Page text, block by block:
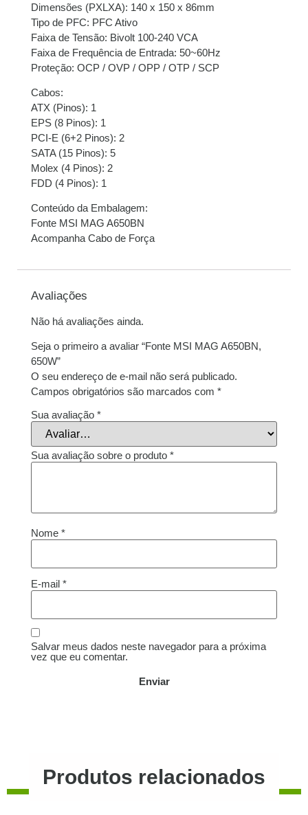
Dimensões (PXLXA): 140 x 150 x 86mm
Tipo de PFC: PFC Ativo
Faixa de Tensão: Bivolt 100-240 VCA
Faixa de Frequência de Entrada: 50~60Hz
Proteção: OCP / OVP / OPP / OTP / SCP
Cabos:
ATX (Pinos): 1
EPS (8 Pinos): 1
PCI-E (6+2 Pinos): 2
SATA (15 Pinos): 5
Molex (4 Pinos): 2
FDD (4 Pinos): 1
Conteúdo da Embalagem:
Fonte MSI MAG A650BN
Acompanha Cabo de Força
Avaliações
Não há avaliações ainda.
Seja o primeiro a avaliar “Fonte MSI MAG A650BN,
650W”
O seu endereço de e-mail não será publicado.
Campos obrigatórios são marcados com *
Sua avaliação *
Sua avaliação sobre o produto *
Nome *
E-mail *
Salvar meus dados neste navegador para a próxima
vez que eu comentar.
Produtos relacionados